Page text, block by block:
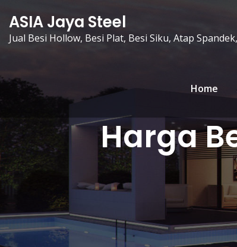
content
ASIA Jaya Steel
Jual Besi Hollow, Besi Plat, Besi Siku, Atap
Home
Harga